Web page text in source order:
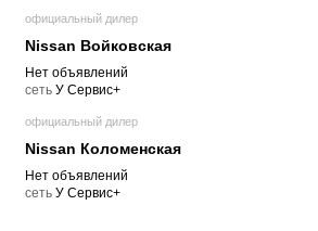
официальный дилер
Nissan Войковская
Нет объявлений
cеть У Сервис+
официальный дилер
Nissan Коломенская
Нет объявлений
cеть У Сервис+